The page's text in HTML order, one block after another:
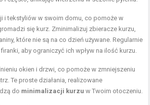
i tekstyliów w swoim domu, co pomoże w
się kurz. Zminimalizuj zbieracze kurzu,
które nie są na co dzień używane. Regularnie
aby ograniczyć ich wpływ na ilość kurzu.
okien i drzwi, co pomoże w zmniejszeniu
Te proste działania, realizowane
do minimalizacji kurzu w Twoim otoczeniu.